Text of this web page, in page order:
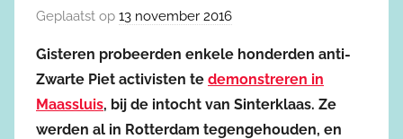
Geplaatst op 13 november 2016
Gisteren probeerden enkele honderden anti-
Zwarte Piet activisten te demonstreren in
Maassluis, bij de intocht van Sinterklaas. Ze
werden al in Rotterdam tegengehouden, en